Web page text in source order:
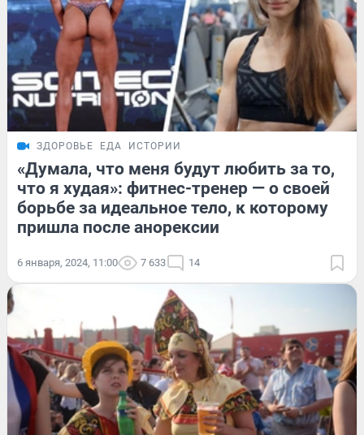
ЗДОРОВЬЕ ЕДА ИСТОРИИ
«Думала, что меня будут любить за то,
что я худая»: фитнес-тренер — о своей
борьбе за идеальное тело, к которому
пришла после анорексии
6 января, 2024, 11:00 7 633 14